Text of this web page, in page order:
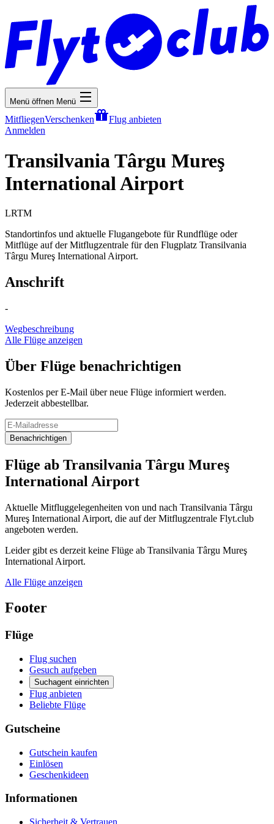
Menü öffnen Menü
MitfliegenVerschenken
Flug anbieten
Anmelden
Transilvania Târgu Mureş
International Airport
LRTM
Standortinfos und aktuelle Flugangebote für Rundflüge oder
Mitflüge auf der Mitflugzentrale für den Flugplatz Transilvania
Târgu Mureş International Airport.
Anschrift
-
Wegbeschreibung
Alle Flüge anzeigen
Über Flüge benachrichtigen
Kostenlos per E-Mail über neue Flüge informiert werden.
Jederzeit abbestellbar.
Benachrichtigen
Flüge ab Transilvania Târgu Mureş
International Airport
Aktuelle Mitfluggelegenheiten von und nach Transilvania Târgu
Mureş International Airport, die auf der Mitflugzentrale Flyt.club
angeboten werden.
Leider gibt es derzeit keine Flüge ab Transilvania Târgu Mureş
International Airport.
Alle Flüge anzeigen
Footer
Flüge
Flug suchen
Gesuch aufgeben
Suchagent einrichten
Flug anbieten
Beliebte Flüge
Gutscheine
Gutschein kaufen
Einlösen
Geschenkideen
Informationen
Sicherheit & Vertrauen